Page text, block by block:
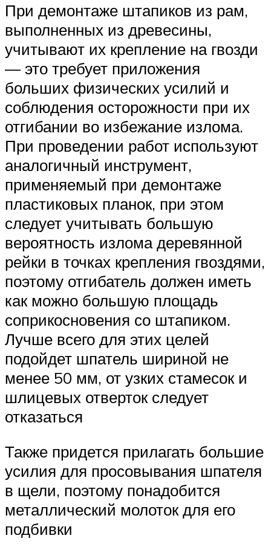
При демонтаже штапиков из рам,
выполненных из древесины,
учитывают их крепление на гвозди
— это требует приложения
больших физических усилий и
соблюдения осторожности при их
отгибании во избежание излома.
При проведении работ используют
аналогичный инструмент,
применяемый при демонтаже
пластиковых планок, при этом
следует учитывать большую
вероятность излома деревянной
рейки в точках крепления гвоздями,
поэтому отгибатель должен иметь
как можно большую площадь
соприкосновения со штапиком.
Лучше всего для этих целей
подойдет шпатель шириной не
менее 50 мм, от узких стамесок и
шлицевых отверток следует
отказаться
Также придется прилагать большие
усилия для просовывания шпателя
в щели, поэтому понадобится
металлический молоток для его
подбивки